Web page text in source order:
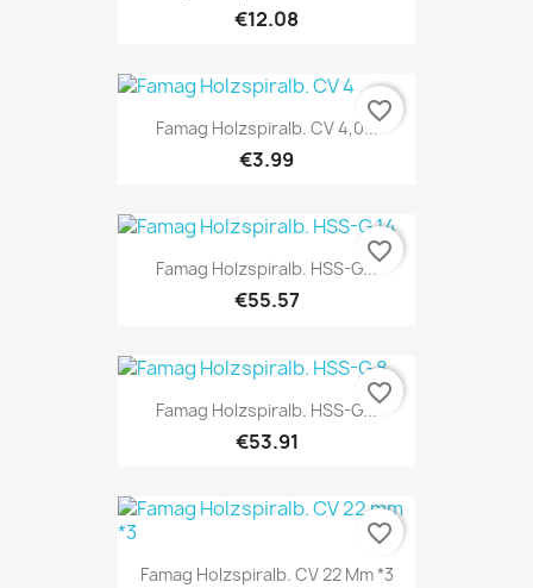
€12.08
Famag Holzspiralb. CV 4,0...
€3.99
favorite_border
Famag Holzspiralb. HSS-G...
€55.57
favorite_border
Famag Holzspiralb. HSS-G...
€53.91
favorite_border
Famag Holzspiralb. CV 22 Mm *3
favorite_border